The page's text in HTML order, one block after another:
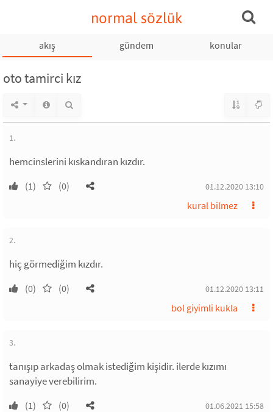
normal sözlük
akış gündem konular
oto tamirci kız
1.
hemcinslerini kıskandıran kızdır.
(1) (0) 01.12.2020 13:10
kural bilmez
2.
hiç görmediğim kızdır.
(0) (0) 01.12.2020 13:11
bol giyimli kukla
3.
tanışıp arkadaş olmak istediğim kişidir. ilerde kızımı
sanayiye verebilirim.
(1) (0) 01.06.2021 15:58